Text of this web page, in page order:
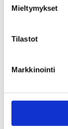
Mieltymykset
Tilastot
Markkinointi